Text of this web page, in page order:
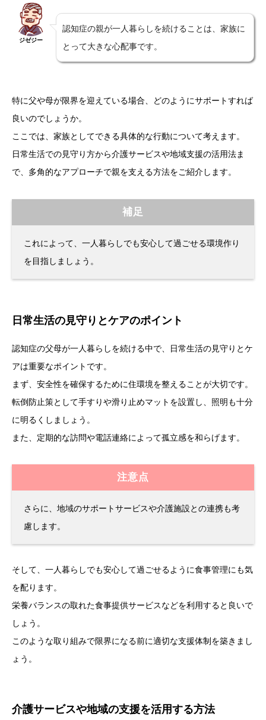
ジゼジー
認知症の親が一人暮らしを続けることは、家族に
とって大きな心配事です。
特に父や母が限界を迎えている場合、どのようにサポートすれば
良いのでしょうか。
ここでは、家族としてできる具体的な行動について考えます。
日常生活での見守り方から介護サービスや地域支援の活用法ま
で、多角的なアプローチで親を支える方法をご紹介します。
補足
これによって、一人暮らしでも安心して過ごせる環境作り
を目指しましょう。
日常生活の見守りとケアのポイント
認知症の父母が一人暮らしを続ける中で、日常生活の見守りとケ
アは重要なポイントです。
まず、安全性を確保するために住環境を整えることが大切です。
転倒防止策として手すりや滑り止めマットを設置し、照明も十分
に明るくしましょう。
また、定期的な訪問や電話連絡によって孤立感を和らげます。
注意点
さらに、地域のサポートサービスや介護施設との連携も考
慮します。
そして、一人暮らしでも安心して過ごせるように食事管理にも気
を配ります。
栄養バランスの取れた食事提供サービスなどを利用すると良いで
しょう。
このような取り組みで限界になる前に適切な支援体制を築きまし
ょう。
介護サービスや地域の支援を活用する方法